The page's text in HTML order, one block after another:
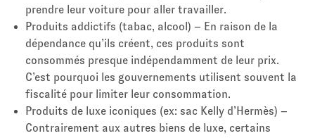
prendre leur voiture pour aller travailler.
Produits addictifs (tabac, alcool) – En raison de la
dépendance qu’ils créent, ces produits sont
consommés presque indépendamment de leur prix.
C’est pourquoi les gouvernements utilisent souvent la
fiscalité pour limiter leur consommation.
Produits de luxe iconiques (ex: sac Kelly d’Hermès) –
Contrairement aux autres biens de luxe, certains